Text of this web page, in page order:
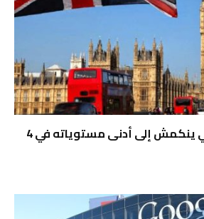
قطاع البناء البريطاني ينكمش إلى أدنى مستوياته في 4